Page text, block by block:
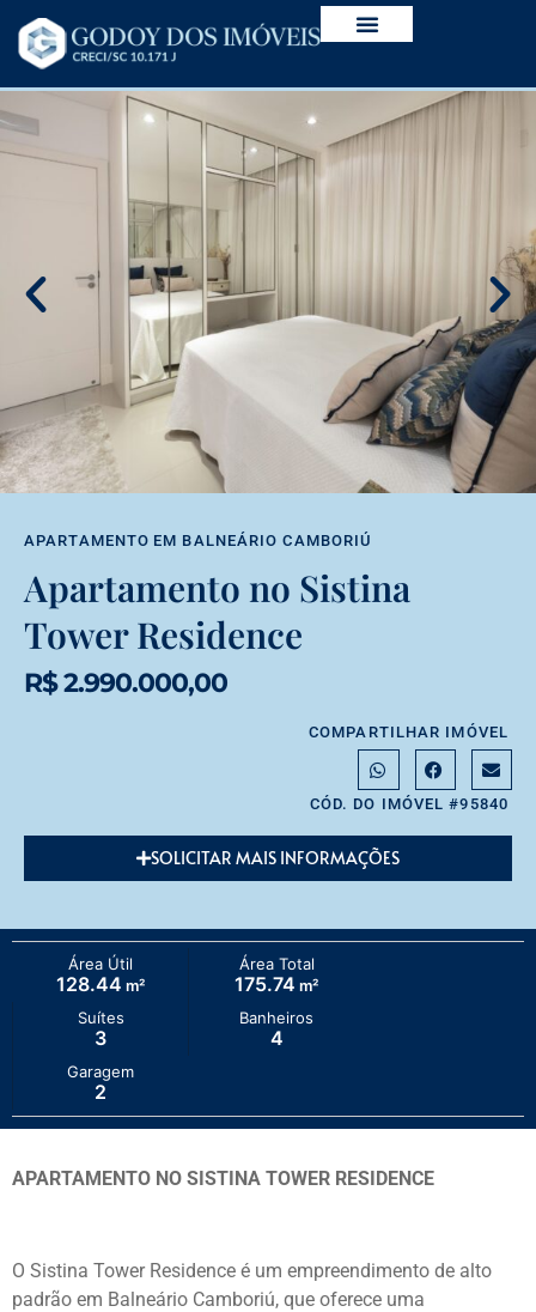
APARTAMENTO EM BALNEÁRIO CAMBORIÚ
Apartamento no Sistina
Tower Residence
R$ 2.990.000,00
COMPARTILHAR IMÓVEL
CÓD. DO IMÓVEL #95840
SOLICITAR MAIS INFORMAÇÕES
Área Útil
128.44 m²
Área Total
175.74 m²
Suítes
3
Banheiros
4
Garagem
2
APARTAMENTO NO SISTINA TOWER RESIDENCE
O Sistina Tower Residence é um empreendimento de alto
padrão em Balneário Camboriú, que oferece uma